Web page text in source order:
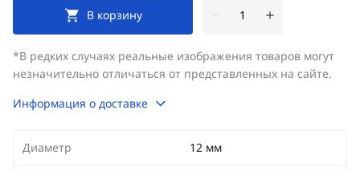
В корзину
*В редких случаях реальные изображения товаров могут
незначительно отличаться от представленных на сайте.
Информация о доставке
Диаметр 12 мм